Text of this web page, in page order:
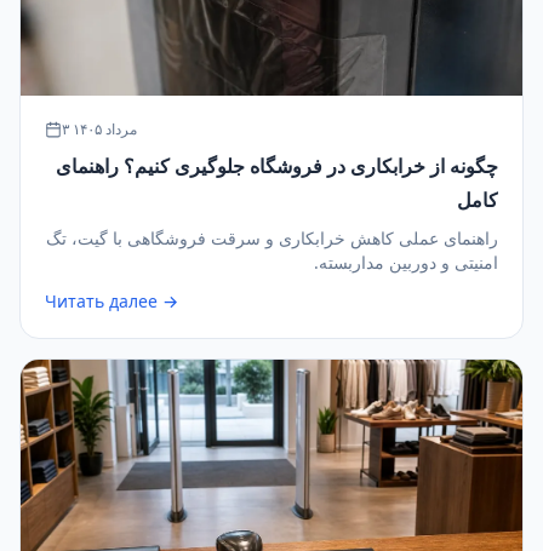
۳ مرداد ۱۴۰۵
چگونه از خرابکاری در فروشگاه جلوگیری کنیم؟ راهنمای
کامل
راهنمای عملی کاهش خرابکاری و سرقت فروشگاهی با گیت، تگ
امنیتی و دوربین مداربسته.
Читать далее →